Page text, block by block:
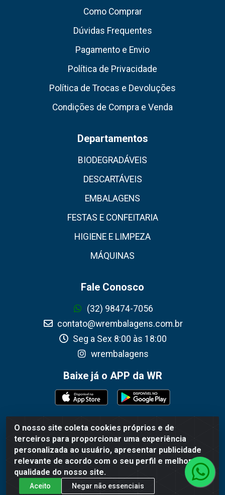
O nosso site coleta cookies próprios e de
terceiros para proporcionar uma experiência
personalizada ao usuário, apresentar publicidade
relevante de acordo com o seu perfil e melhorar a
qualidade do nosso site.
Aceito Negar não essenciais
Como Comprar
Dúvidas Frequentes
Pagamento e Envio
Política de Privacidade
Política de Trocas e Devoluções
Condições de Compra e Venda
Departamentos
BIODEGRADÁVEIS
DESCARTÁVEIS
EMBALAGENS
FESTAS E CONFEITARIA
HIGIENE E LIMPEZA
MÁQUINAS
Fale Conosco
(32) 98474-7056
contato@wrembalagens.com.br
Seg a Sex 8:00 às 18:00
wrembalagens
Baixe já o APP da WR
WR Embalagens - R. Cel. Teodoro Gomes de Araújo, 1360 -
Grogotó - Barbacena / MG - CEP 36202-628 - CNPJ
02.692.206/0001-55